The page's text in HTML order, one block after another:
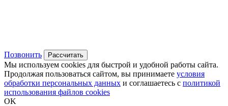
Позвонить Рассчитать
Мы используем cookies для быстрой и удобной работы сайта.
Продолжая пользоваться сайтом, вы принимаете условия
обработки персональных данных и соглашаетесь с политикой
использования файлов cookies
OK